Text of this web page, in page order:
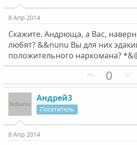
т
н
ы
й
о
с
8 Апр 2014
Скажите. Андрюща, а Вас,
любят? &&nunu Вы для них
положительного наркомана?
П
о
т
0
Андрей3
Посетитель
8 Апр 2014